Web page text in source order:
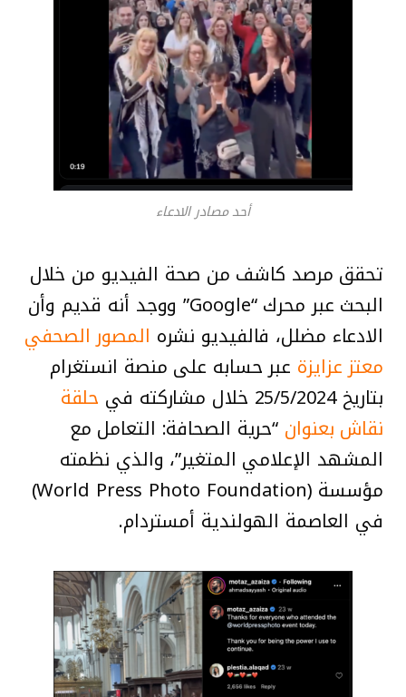
أحد مصادر الادعاء
تحقق مرصد كاشف من صحة الفيديو من خلال
البحث عبر محرك “Google” ووجد أنه قديم وأن
الادعاء مضلل، فالفيديو نشره المصور الصحفي
معتز عزايزة عبر حسابه على منصة انستغرام
بتاريخ 25/5/2024 خلال مشاركته في
حلقة
نقاش بعنوان “حرية الصحافة: التعامل مع
المشهد الإعلامي المتغير”، والذي نظمته
مؤسسة (World Press Photo Foundation)
في العاصمة الهولندية أمستردام.